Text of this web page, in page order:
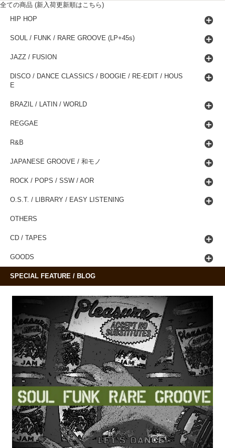
全ての商品 (新入荷更新順はこちら)
HIP HOP
SOUL / FUNK / RARE GROOVE (LP+45s)
JAZZ / FUSION
DISCO / DANCE CLASSICS / BOOGIE / RE-EDIT / HOUS
E
BRAZIL / LATIN / WORLD
REGGAE
R&B
JAPANESE GROOVE / 和モノ
ROCK / POPS / SSW / AOR
O.S.T. / LIBRARY / EASY LISTENING
OTHERS
CD / TAPES
GOODS
SPECIAL FEATURE / BLOG